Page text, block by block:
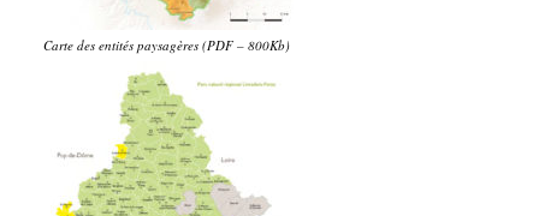
Carte des entités paysagères (PDF – 800Kb)